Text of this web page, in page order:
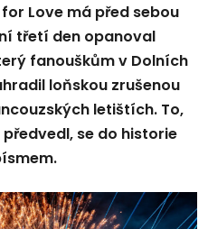
Love má před sebou
třetí den opanoval
fanouškům v Dolních
loňskou zrušenou
letištích. To,
se do historie